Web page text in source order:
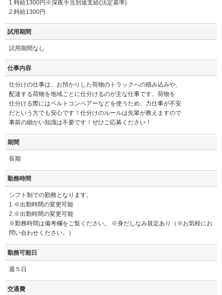
1.時給1300円※深夜手当別途支給(法定基準)
2.時給1300円
試用期間
試用期間なし
仕事内容
仕分けの仕事は、お預かりした荷物のトラックへの積み込みや、
配達する荷物を地域ごとに仕分けるのが主な仕事です。荷物を
仕分ける際にはベルトコンベアーなどを使うため、力仕事が不安
だという方でも安心です！仕分けのルールは先輩が教えますので
事前の細かい知識は不要です！ぜひご応募ください！
期間
長期
勤務時間
シフト制での勤務となります。
1.※出勤時間の変更可能
2.※出勤時間の変更可能
※勤務時間は備考欄をご覧ください。 ※身だしなみ規定あり（※お気軽にお
問い合わせください。）
勤務可能日
週５日
交通費